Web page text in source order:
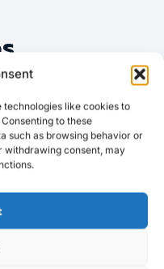
technologies like cookies to
to these
such as browsing behavior or
withdrawing consent, may
O. Schul deine
auf Besucher
deine Produkte
kompetent zu
freundlicher Gruß
deinen Stand von
Giveaways, ein
sind –